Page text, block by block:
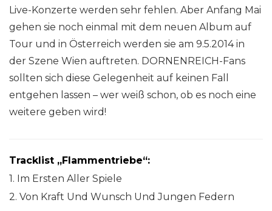
Live-Konzerte werden sehr fehlen. Aber Anfang Mai
gehen sie noch einmal mit dem neuen Album auf
Tour und in Österreich werden sie am 9.5.2014 in
der Szene Wien auftreten. DORNENREICH-Fans
sollten sich diese Gelegenheit auf keinen Fall
entgehen lassen – wer weiß schon, ob es noch eine
weitere geben wird!
Tracklist „Flammentriebe“:
1. Im Ersten Aller Spiele
2. Von Kraft Und Wunsch Und Jungen Federn